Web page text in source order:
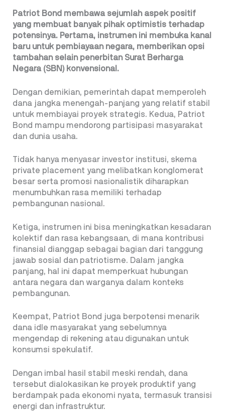
Patriot Bond membawa sejumlah aspek positif
yang membuat banyak pihak optimistis terhadap
potensinya. Pertama, instrumen ini membuka kanal
baru untuk pembiayaan negara, memberikan opsi
tambahan selain penerbitan Surat Berharga
Negara (SBN) konvensional.
Dengan demikian, pemerintah dapat memperoleh
dana jangka menengah-panjang yang relatif stabil
untuk membiayai proyek strategis. Kedua, Patriot
Bond mampu mendorong partisipasi masyarakat
dan dunia usaha.
Tidak hanya menyasar investor institusi, skema
private placement yang melibatkan konglomerat
besar serta promosi nasionalistik diharapkan
menumbuhkan rasa memiliki terhadap
pembangunan nasional.
Ketiga, instrumen ini bisa meningkatkan kesadaran
kolektif dan rasa kebangsaan, di mana kontribusi
finansial dianggap sebagai bagian dari tanggung
jawab sosial dan patriotisme. Dalam jangka
panjang, hal ini dapat memperkuat hubungan
antara negara dan warganya dalam konteks
pembangunan.
Keempat, Patriot Bond juga berpotensi menarik
dana idle masyarakat yang sebelumnya
mengendap di rekening atau digunakan untuk
konsumsi spekulatif.
Dengan imbal hasil stabil meski rendah, dana
tersebut dialokasikan ke proyek produktif yang
berdampak pada ekonomi nyata, termasuk transisi
energi dan infrastruktur.